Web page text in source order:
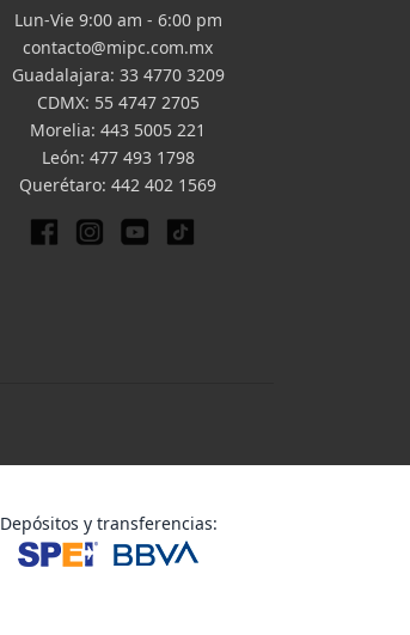
Lun-Vie 9:00 am - 6:00 pm
contacto@mipc.com.mx
Guadalajara: 33 4770 3209
CDMX: 55 4747 2705
Morelia: 443 5005 221
León: 477 493 1798
Querétaro: 442 402 1569
Depósitos y transferencias: